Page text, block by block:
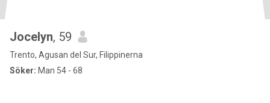
Jocelyn, 59
Trento, Agusan del Sur, Filippinerna
Söker: Man 54 - 68